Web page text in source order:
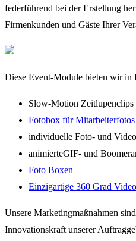
federführend bei der Erstellung
Firmenkunden und Gäste Ihrer
Diese Event-Module bieten wir in
Slow-Motion Zeitlupenclips
Fotobox für Mitarbeiterfotos
individuelle Foto- und
animierteGIF- und
Foto Boxen
Einzigartige 360 Grad
Unsere Marketingmaßnahmen
Innovationskraft unserer